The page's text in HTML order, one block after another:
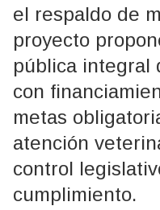
el respaldo de
proyecto
pública integral
con
metas
atención
control
cumplimiento.